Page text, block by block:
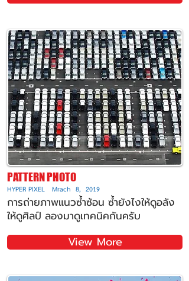
PATTERN PHOTO
HYPER PIXEL Mrach 8, 2019
การถ่ายภาพแนวซ้ำซ้อน ซ้ำยังไงให้ดูอลัง
ให้ดูศิลป์ ลองมาดูเทคนิคกันครับ
View More